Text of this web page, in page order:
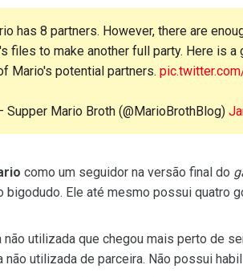
has 8 partners. However, there are
files to make another full party. Here is
Mario's potential partners.
Supper Mario Broth (@MarioBrothBlog)
como um seguidor na versão final do
bigodudo. Ele até mesmo possui quatro
não utilizada que chegou mais perto de
não utilizada de parceira. Não possui